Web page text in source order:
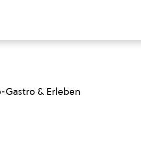
Gastro & Erleben